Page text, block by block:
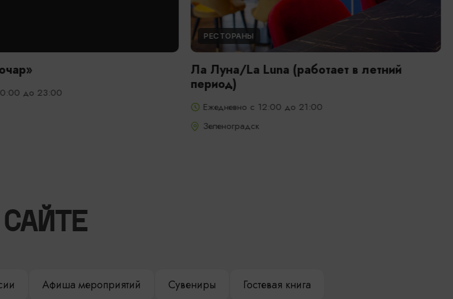
до 23:00
РЕСТОРАНЫ
Ла Луна/La Luna (работает в летний
период)
Ежедневно с 12:00 до 21:00
Зеленоградск
Афиша мероприятий Сувениры Гостевая книга